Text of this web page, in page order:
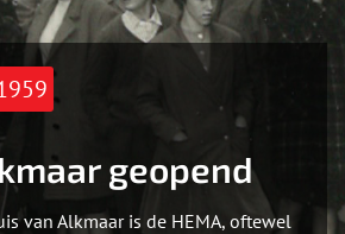
geopend
van Alkmaar is de HEMA, oftewel